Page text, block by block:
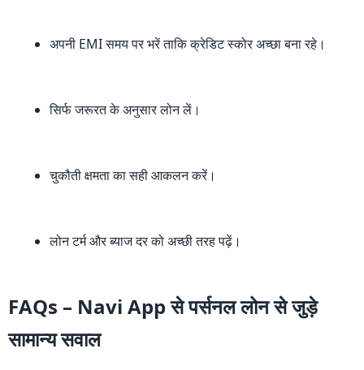
अपनी EMI समय पर भरें ताकि क्रेडिट स्कोर अच्छा बना रहे।
सिर्फ जरूरत के अनुसार लोन लें।
चुकौती क्षमता का सही आकलन करें।
लोन टर्म और ब्याज दर को अच्छी तरह पढ़ें।
FAQs – Navi App से पर्सनल लोन से जुड़े
सामान्य सवाल